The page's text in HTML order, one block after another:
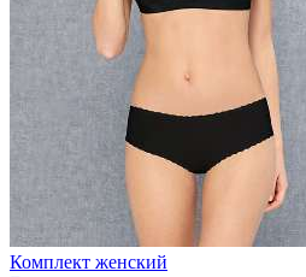
Комплект женский